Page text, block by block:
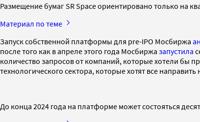
Размещение бумаг SR Space ориентировано только на
Материал по теме
Запуск собственной платформы для pre-IPO Мосбиржа
после того как в апреле этого года Мосбиржа запустила
количество запросов от компаний, которые хотели бы
технологического сектора, которые хотят все
До конца 2024 года на платформе может состояться